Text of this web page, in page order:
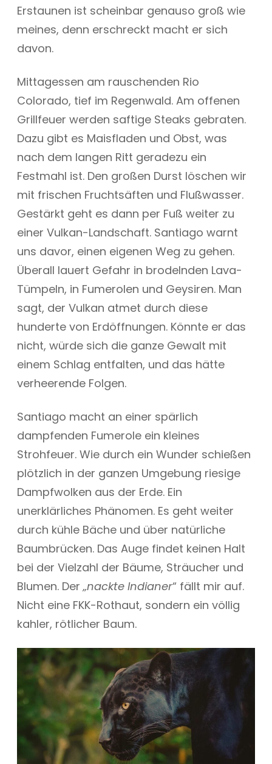
Erstaunen ist scheinbar genauso groß wie
meines, denn erschreckt macht er sich
davon.
Mittagessen am rauschenden Rio
Colorado, tief im Regenwald. Am offenen
Grillfeuer werden saftige Steaks gebraten.
Dazu gibt es Maisfladen und Obst, was
nach dem langen Ritt geradezu ein
Festmahl ist. Den großen Durst löschen wir
mit frischen Fruchtsäften und Flußwasser.
Gestärkt geht es dann per Fuß weiter zu
einer Vulkan-Landschaft. Santiago warnt
uns davor, einen eigenen Weg zu gehen.
Überall lauert Gefahr in brodelnden Lava-
Tümpeln, in Fumerolen und Geysiren. Man
sagt, der Vulkan atmet durch diese
hunderte von Erdöffnungen. Könnte er das
nicht, würde sich die ganze Gewalt mit
einem Schlag entfalten, und das hätte
verheerende Folgen.
Santiago macht an einer spärlich
dampfenden Fumerole ein kleines
Strohfeuer. Wie durch ein Wunder schießen
plötzlich in der ganzen Umgebung riesige
Dampfwolken aus der Erde. Ein
unerklärliches Phänomen. Es geht weiter
durch kühle Bäche und über natürliche
Baumbrücken. Das Auge findet keinen Halt
bei der Vielzahl der Bäume, Sträucher und
Blumen. Der„nackte Indianer“ fällt mir auf.
Nicht eine FKK-Rothaut, sondern ein völlig
kahler, rötlicher Baum.